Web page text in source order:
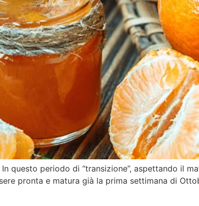
questo periodo di “transizione”, aspettando il
pronta e matura già la prima settimana di